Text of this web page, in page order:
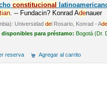
constitucional
. -- Fundacin? Konrad Adenauer
Universidad del Rosario, Konrad - Ade
disponibles para préstamo: Bogotá (Dr.
reserva Agregar al carrito